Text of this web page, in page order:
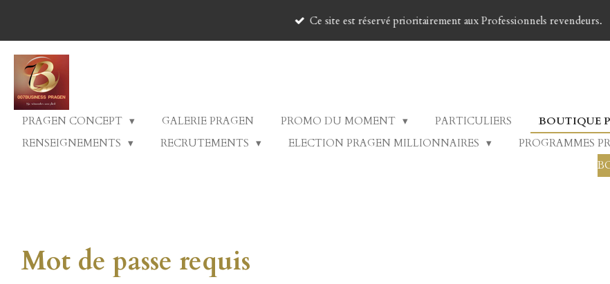
contenu
principal
Livraison en SUISSE 03 - 09 jours ouvrés. Livraison avec
paiements et de transport choisis. Livraison Express + 25%
PRAGEN CONCEPT GALERIE PRAGEN PROMO DU MOMENT PARTICULIERS BOUTIQUE
RENSEIGNEMENTS
RECRUTEMENTS ELECTION PRAGEN MILLIONNAIRES PROGRAMMES
Mot de passe requis